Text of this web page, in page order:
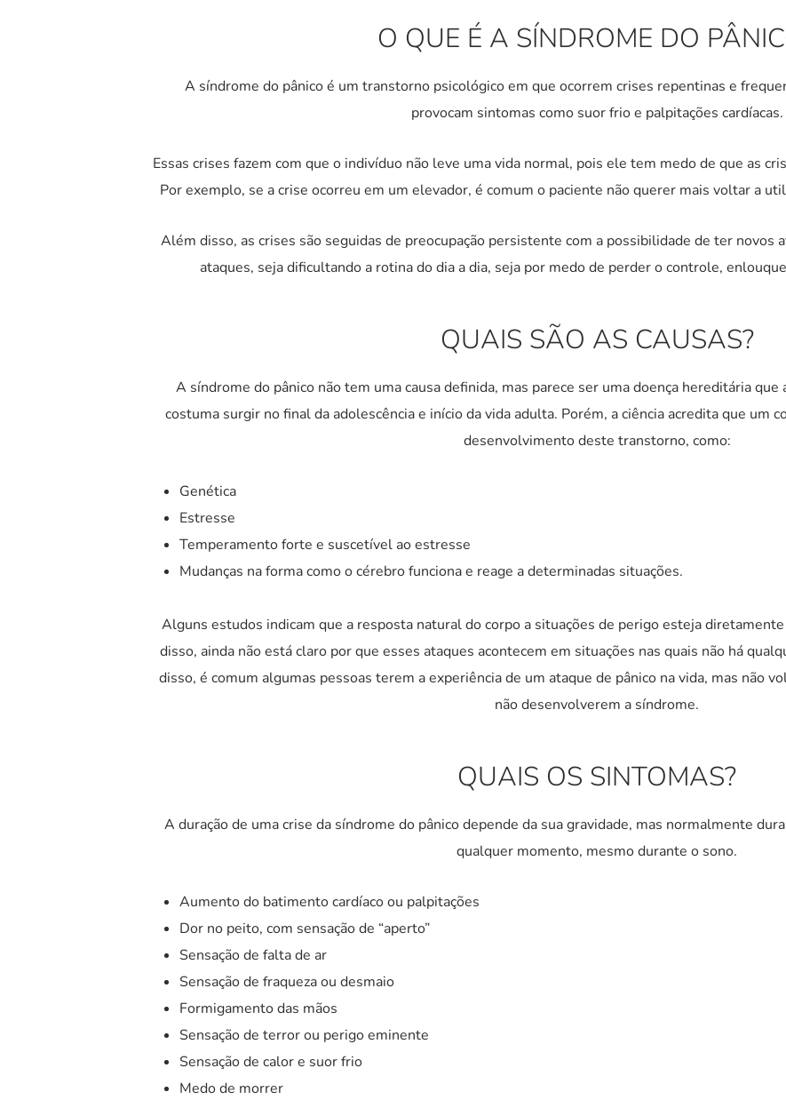
O QUE É A SÍNDROME DO
A síndrome do pânico é um transtorno psicológico em que ocorrem crises repentinas e
provocam sintomas como suor frio e palpitações cardíacas.
Essas crises fazem com que o indivíduo não leve uma vida normal, pois ele tem medo de que as
Por exemplo, se a crise ocorreu em um elevador, é comum o paciente não querer mais voltar a
Além disso, as crises são seguidas de preocupação persistente com a possibilidade de ter novos
ataques, seja dificultando a rotina do dia a dia, seja por medo de perder o controle,
QUAIS SÃO AS CAUSAS?
A síndrome do pânico não tem uma causa definida, mas parece ser uma doença hereditária
costuma surgir no final da adolescência e início da vida adulta. Porém, a ciência acredita que um
desenvolvimento deste transtorno, como:
Genética
Estresse
Temperamento forte e suscetível ao estresse
Mudanças na forma como o cérebro funciona e reage a determinadas situações.
Alguns estudos indicam que a resposta natural do corpo a situações de perigo esteja
disso, ainda não está claro por que esses ataques acontecem em situações nas quais não há
disso, é comum algumas pessoas terem a experiência de um ataque de pânico na vida, mas não
não desenvolverem a síndrome.
QUAIS OS SINTOMAS?
A duração de uma crise da síndrome do pânico depende da sua gravidade, mas normalmente
qualquer momento, mesmo durante o sono.
Aumento do batimento cardíaco ou palpitações
Dor no peito, com sensação de “aperto”
Sensação de falta de ar
Sensação de fraqueza ou desmaio
Formigamento das mãos
Sensação de terror ou perigo eminente
Sensação de calor e suor frio
Medo de morrer